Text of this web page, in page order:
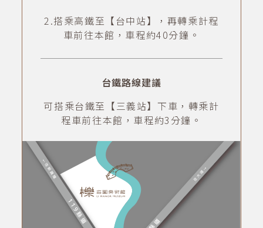
2.搭乘高鐵至【台中站】，再轉乘計程
車前往本館，車程約40分鐘。
台鐵路線建議
可搭乘台鐵至【三義站】下車，轉乘計
程車前往本館，車程約3分鐘。